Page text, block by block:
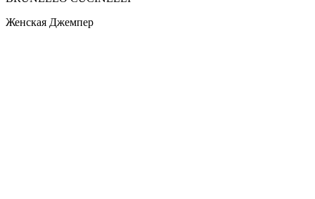
Женская Джемпер